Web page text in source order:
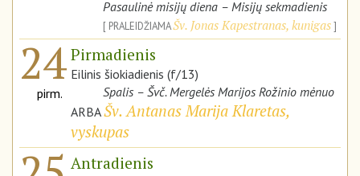
Pasaulinė misijų diena – Misijų sekmadienis
PRALEIDŽIAMAŠv. Jonas Kapestranas, kunigas
24
pirm.
Pirmadienis
Eilinis šiokiadienis (f/13)
Spalis – Švč. Mergelės Marijos Rožinio mėnuo
ARBAŠv. Antanas Marija Klaretas,
vyskupas
Antradienis